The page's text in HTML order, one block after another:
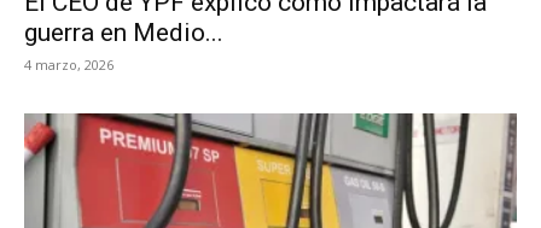
guerra en Medio...
4 marzo, 2026